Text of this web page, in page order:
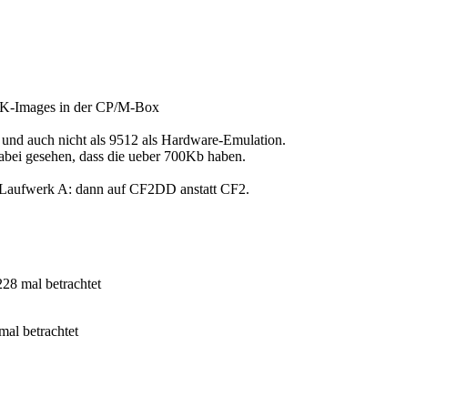
Images in der CP/M-Box
auch nicht als 9512 als Hardware-Emulation.
gesehen, dass die ueber 700Kb haben.
A: dann auf CF2DD anstatt CF2.
mal betrachtet
betrachtet